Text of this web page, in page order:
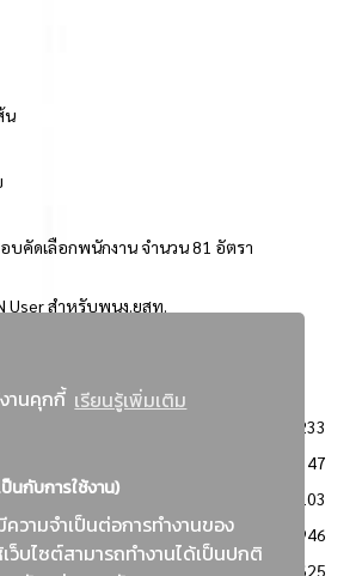
านคุกกี้ เรียนรู้เพิ่มเติม
นกับการใช้งาน)
วามจำเป็นต่อการทำงานของ
เว็บไซต์สามารถทำงานได้เป็นปกติ
น
บคัดเลือกพนักงาน จำนวน 81 อัตรา
User สำหรับพนง.ยสท.
3233
2347
2103
1946
ร่งใสในการจัดซื้อจัดจ้าง
1625